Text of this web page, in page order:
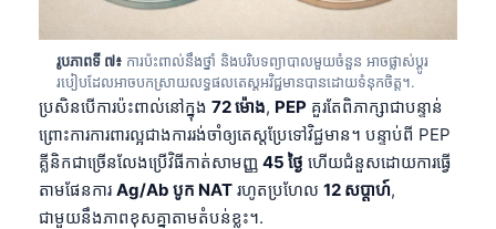
រូបភាពទី ៧៖ ការប៉ះពាល់នឹងថ្នាំ និងបរិបទព្យាបាលមួយចំនួន អាចផ្លាស់ប្តូរ
របៀបដែលអាចបកស្រាយលទ្ធផលតេស្តអវិជ្ជមានបានដោយទំនុកចិត្ត។.
ប្រសិនបើការប៉ះពាល់នៅក្នុង 72 ម៉ោង, PEP គួរតែពិភាក្សាជាបន្ទាន់
ព្រោះការការពារល្អជាងការរង់ចាំឲ្យតេស្តប្រែទៅវិជ្ជមាន។ បន្ទាប់ពី PEP
គ្លីនិកជាច្រើនលែងប្រើវិធីកាត់សាមញ្ញ 45 ថ្ងៃ ហើយជំនួសដោយការធ្វើ
តាមផែនការ Ag/Ab បូក NAT រហូតប្រហែល 12 សប្តាហ៍,
ជាមួយនឹងភាពខុសគ្នាតាមតំបន់ខ្លះ។.
فارسی
Български
Dansk
Nederlands
हिन्दी